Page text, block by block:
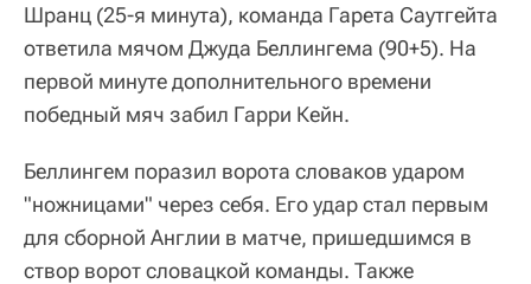
Шранц (25-я минута), команда Гарета Саутгейта
ответила мячом Джуда Беллингема (90+5). На
первой минуте дополнительного времени
победный мяч забил Гарри Кейн.
Беллингем поразил ворота словаков ударом
"ножницами" через себя. Его удар стал первым
для сборной Англии в матче, пришедшимся в
створ ворот словацкой команды. Также